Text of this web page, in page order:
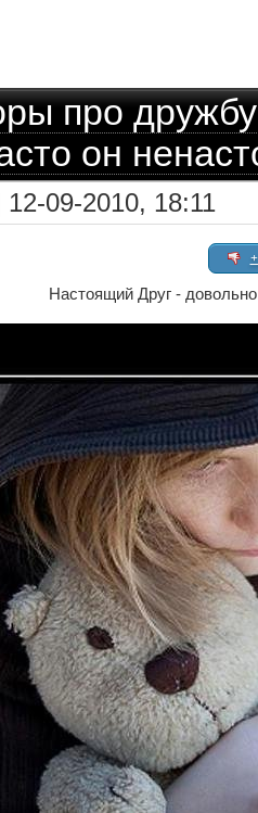
про дружбу
он
12-09-2010, 18:11
Настоящий Друг -